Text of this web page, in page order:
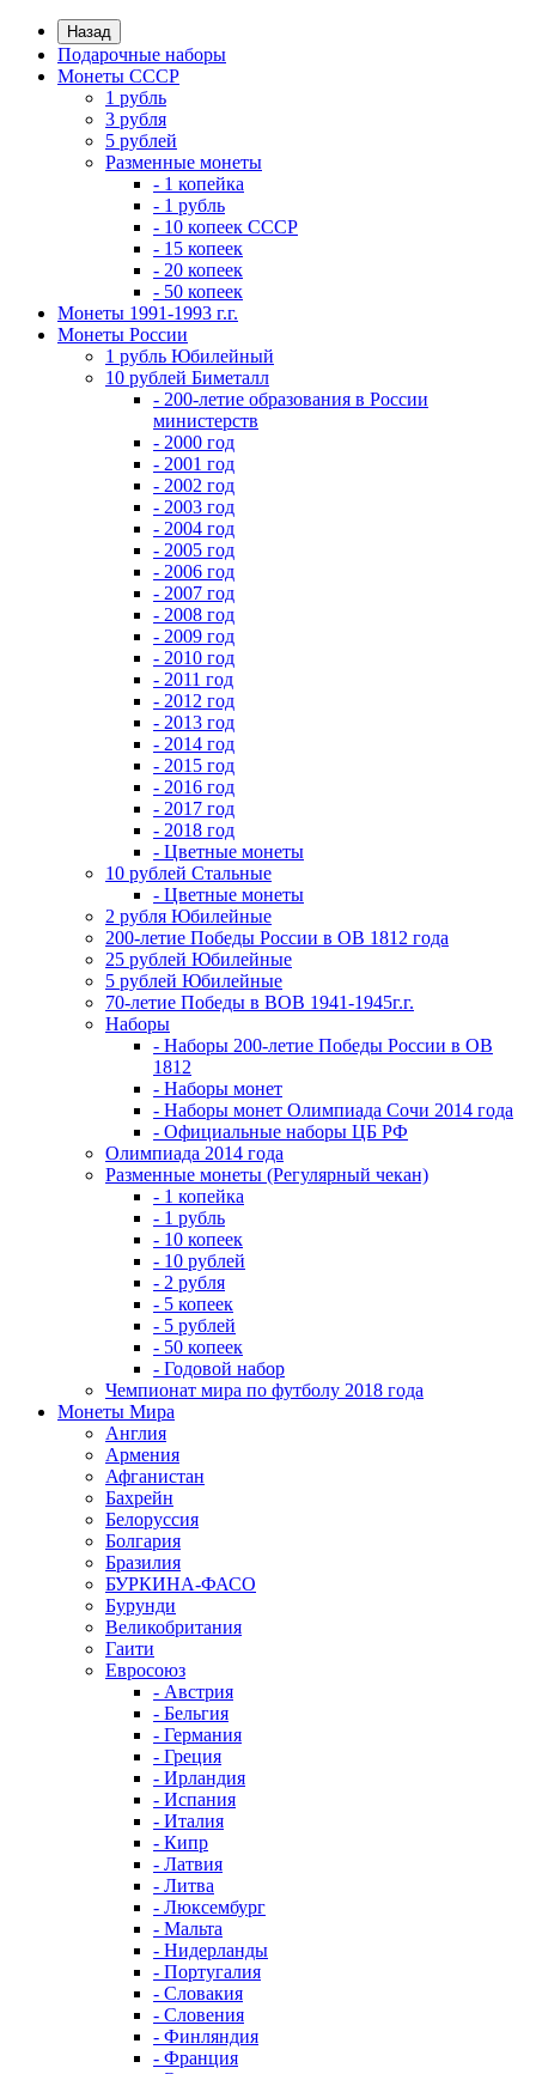
Назад
Подарочные наборы
Монеты СССР
1 рубль
3 рубля
5 рублей
Разменные монеты
- 1 копейка
- 1 рубль
- 10 копеек СССР
- 15 копеек
- 20 копеек
- 50 копеек
Монеты 1991-1993 г.г.
Монеты России
1 рубль Юбилейный
10 рублей Биметалл
- 200-летие образования в России
министерств
- 2000 год
- 2001 год
- 2002 год
- 2003 год
- 2004 год
- 2005 год
- 2006 год
- 2007 год
- 2008 год
- 2009 год
- 2010 год
- 2011 год
- 2012 год
- 2013 год
- 2014 год
- 2015 год
- 2016 год
- 2017 год
- 2018 год
- Цветные монеты
10 рублей Стальные
- Цветные монеты
2 рубля Юбилейные
200-летие Победы России в ОВ 1812 года
25 рублей Юбилейные
5 рублей Юбилейные
70-летие Победы в ВОВ 1941-1945г.г.
Наборы
- Наборы 200-летие Победы России в ОВ
1812
- Наборы монет
- Наборы монет Олимпиада Сочи 2014 года
- Официальные наборы ЦБ РФ
Олимпиада 2014 года
Разменные монеты (Регулярный чекан)
- 1 копейка
- 1 рубль
- 10 копеек
- 10 рублей
- 2 рубля
- 5 копеек
- 5 рублей
- 50 копеек
- Годовой набор
Чемпионат мира по футболу 2018 года
Монеты Мира
Англия
Армения
Афганистан
Бахрейн
Белоруссия
Болгария
Бразилия
БУРКИНА-ФАСО
Бурунди
Великобритания
Гаити
Евросоюз
- Австрия
- Бельгия
- Германия
- Греция
- Ирландия
- Испания
- Италия
- Кипр
- Латвия
- Литва
- Люксембург
- Мальта
- Нидерланды
- Португалия
- Словакия
- Словения
- Финляндия
- Франция